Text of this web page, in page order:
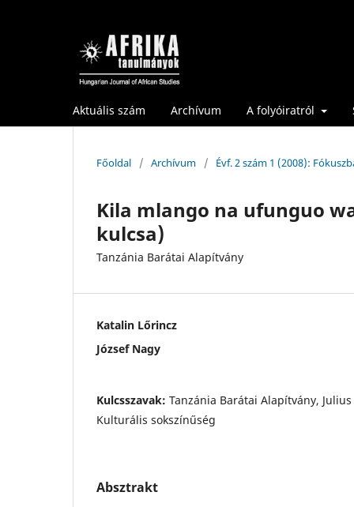
Aktuális szám Archívum A folyóiratról
Főoldal / Archívum / Évf. 2 szám 1 (2008):
Kila mlango na ufunguo
kulcsa)
Tanzánia Barátai Alapítvány
Katalin Lőrincz
József Nagy
Kulcsszavak: Tanzánia Barátai Alapítvány,
Kulturális sokszínűség
Absztrakt